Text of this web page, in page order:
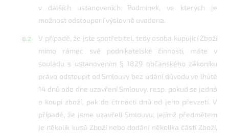
v dalších ustanoveních Podmínek, ve kterých je
možnost odstoupení výslovně uvedena.
V případě, že jste spotřebitel, tedy osoba kupující Zboží
mimo rámec své podnikatelské činnosti, máte v
souladu s ustanovením § 1829 občanského zákoníku
právo odstoupit od Smlouvy bez udání důvodu ve lhůtě
14 dnů ode dne uzavření Smlouvy, resp. pokud se jedná
o koupi zboží, pak do čtrnácti dnů od jeho převzetí. V
případě, že jsme uzavřeli Smlouvu, jejímž předmětem
je několik kusů Zboží nebo dodání několika částí Zboží,